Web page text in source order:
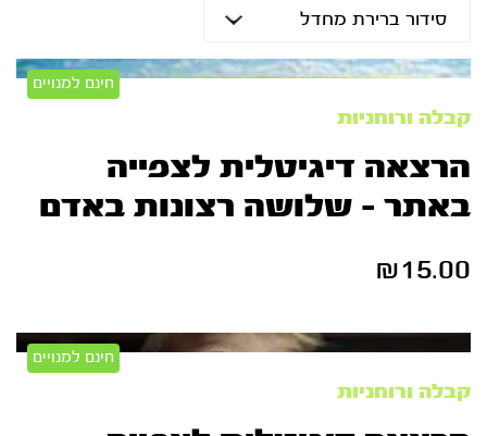
חינם למנויים
קבלה ורוחניות
הרצאה דיגיטלית לצפייה
באתר – שלושה רצונות באדם
₪15.00
חינם למנויים
קבלה ורוחניות